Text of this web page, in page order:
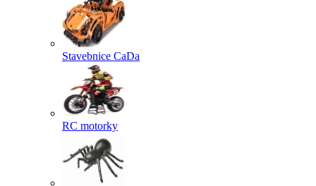
Stavebnice CaDa
RC motorky